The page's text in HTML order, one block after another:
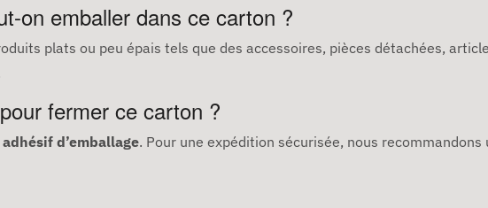
on emballer dans ce carton ?
plats ou peu épais tels que des accessoires, pièces détachées,
fermer ce carton ?
adhésif d’emballage. Pour une expédition sécurisée, nous recommandons